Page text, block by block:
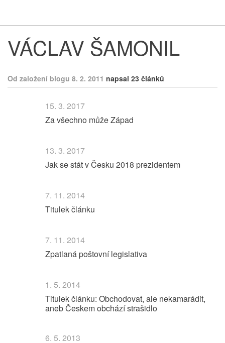
VÁCLAV ŠAMONIL
Od založení blogu 8. 2. 2011 napsal 23 článků
15. 3. 2017
Za všechno může Západ
13. 3. 2017
Jak se stát v Česku 2018 prezidentem
7. 11. 2014
Titulek článku
7. 11. 2014
Zpatlaná poštovní legislativa
1. 5. 2014
Titulek článku: Obchodovat, ale nekamarádit,
aneb Českem obchází strašidlo
6. 5. 2013